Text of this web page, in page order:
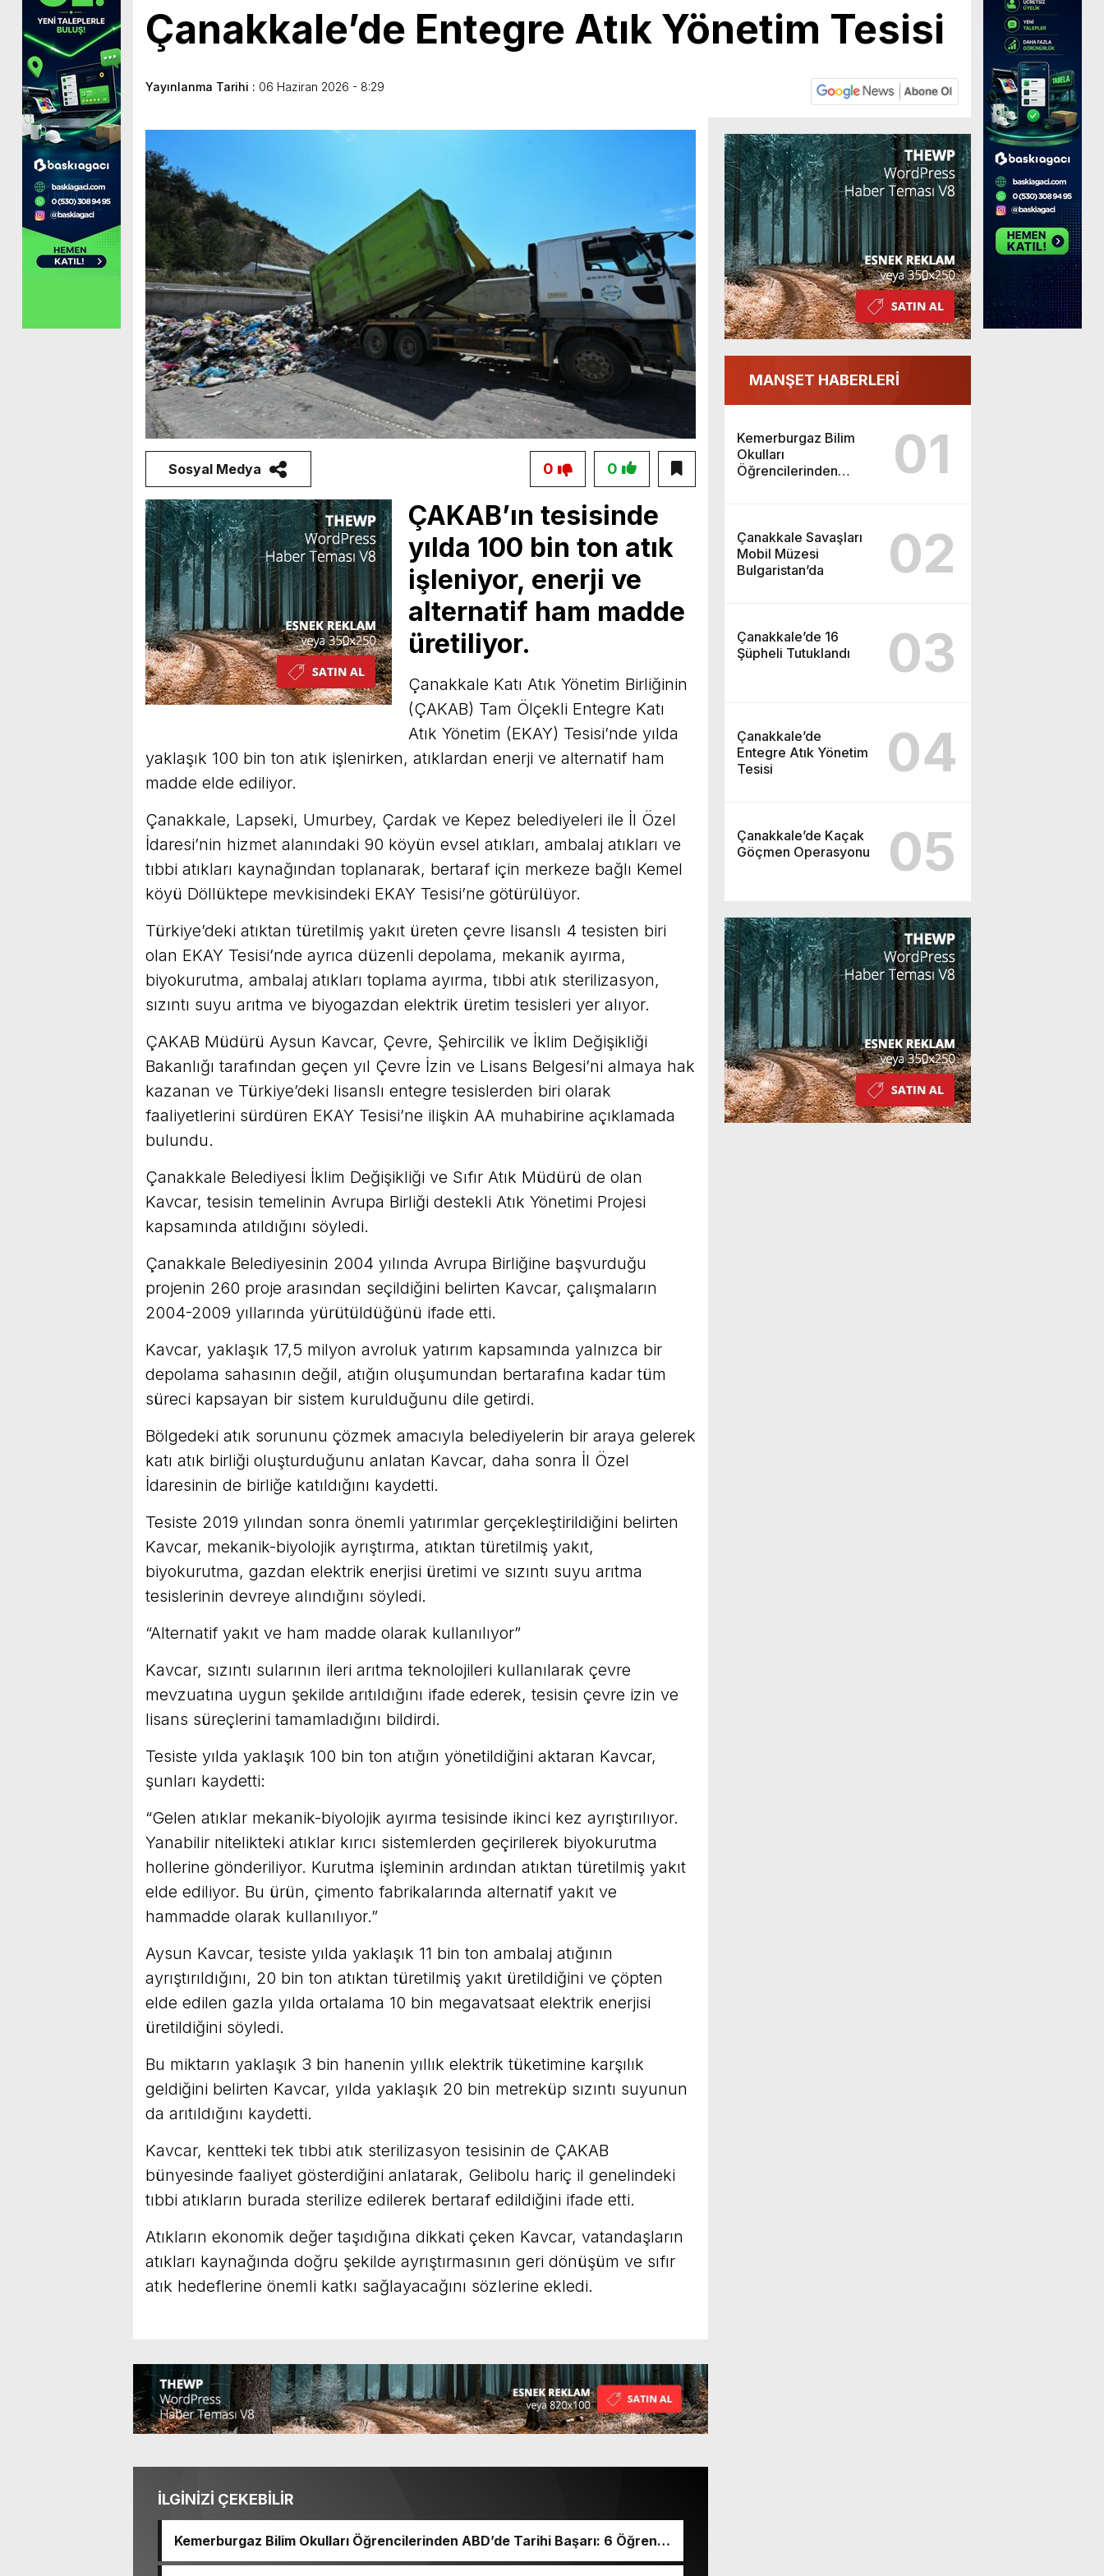
Çanakkale’de Entegre Atık Yönetim Tesisi
Yayınlanma Tarihi : 06 Haziran 2026 - 8:29
MANŞET HABERLERİ
Kemerburgaz Bilim
Okulları
Öğrencilerinden
01
Çanakkale Savaşları
Mobil Müzesi
Bulgaristan’da
02
Çanakkale’de 16
Şüpheli Tutuklandı
03
Çanakkale’de
Entegre Atık Yönetim
Tesisi
04
Çanakkale’de Kaçak
Göçmen Operasyonu
05
Sosyal Medya 0
0
ÇAKAB’ın tesisinde
yılda 100 bin ton atık
işleniyor, enerji ve
alternatif ham madde
üretiliyor.
Çanakkale Katı Atık Yönetim Birliğinin
(ÇAKAB) Tam Ölçekli Entegre Katı
Atık Yönetim (EKAY) Tesisi’nde yılda
yaklaşık 100 bin ton atık işlenirken, atıklardan enerji ve alternatif ham
madde elde ediliyor.
Çanakkale, Lapseki, Umurbey, Çardak ve Kepez belediyeleri ile İl Özel
İdaresi’nin hizmet alanındaki 90 köyün evsel atıkları, ambalaj atıkları ve
tıbbi atıkları kaynağından toplanarak, bertaraf için merkeze bağlı Kemel
köyü Döllüktepe mevkisindeki EKAY Tesisi’ne götürülüyor.
Türkiye’deki atıktan türetilmiş yakıt üreten çevre lisanslı 4 tesisten biri
olan EKAY Tesisi’nde ayrıca düzenli depolama, mekanik ayırma,
biyokurutma, ambalaj atıkları toplama ayırma, tıbbi atık sterilizasyon,
sızıntı suyu arıtma ve biyogazdan elektrik üretim tesisleri yer alıyor.
ÇAKAB Müdürü Aysun Kavcar, Çevre, Şehircilik ve İklim Değişikliği
Bakanlığı tarafından geçen yıl Çevre İzin ve Lisans Belgesi’ni almaya hak
kazanan ve Türkiye’deki lisanslı entegre tesislerden biri olarak
faaliyetlerini sürdüren EKAY Tesisi’ne ilişkin AA muhabirine açıklamada
bulundu.
Çanakkale Belediyesi İklim Değişikliği ve Sıfır Atık Müdürü de olan
Kavcar, tesisin temelinin Avrupa Birliği destekli Atık Yönetimi Projesi
kapsamında atıldığını söyledi.
Çanakkale Belediyesinin 2004 yılında Avrupa Birliğine başvurduğu
projenin 260 proje arasından seçildiğini belirten Kavcar, çalışmaların
2004-2009 yıllarında yürütüldüğünü ifade etti.
Kavcar, yaklaşık 17,5 milyon avroluk yatırım kapsamında yalnızca bir
depolama sahasının değil, atığın oluşumundan bertarafına kadar tüm
süreci kapsayan bir sistem kurulduğunu dile getirdi.
Bölgedeki atık sorununu çözmek amacıyla belediyelerin bir araya gelerek
katı atık birliği oluşturduğunu anlatan Kavcar, daha sonra İl Özel
İdaresinin de birliğe katıldığını kaydetti.
Tesiste 2019 yılından sonra önemli yatırımlar gerçekleştirildiğini belirten
Kavcar, mekanik-biyolojik ayrıştırma, atıktan türetilmiş yakıt,
biyokurutma, gazdan elektrik enerjisi üretimi ve sızıntı suyu arıtma
tesislerinin devreye alındığını söyledi.
“Alternatif yakıt ve ham madde olarak kullanılıyor”
Kavcar, sızıntı sularının ileri arıtma teknolojileri kullanılarak çevre
mevzuatına uygun şekilde arıtıldığını ifade ederek, tesisin çevre izin ve
lisans süreçlerini tamamladığını bildirdi.
Tesiste yılda yaklaşık 100 bin ton atığın yönetildiğini aktaran Kavcar,
şunları kaydetti:
“Gelen atıklar mekanik-biyolojik ayırma tesisinde ikinci kez ayrıştırılıyor.
Yanabilir nitelikteki atıklar kırıcı sistemlerden geçirilerek biyokurutma
hollerine gönderiliyor. Kurutma işleminin ardından atıktan türetilmiş yakıt
elde ediliyor. Bu ürün, çimento fabrikalarında alternatif yakıt ve
hammadde olarak kullanılıyor.”
Aysun Kavcar, tesiste yılda yaklaşık 11 bin ton ambalaj atığının
ayrıştırıldığını, 20 bin ton atıktan türetilmiş yakıt üretildiğini ve çöpten
elde edilen gazla yılda ortalama 10 bin megavatsaat elektrik enerjisi
üretildiğini söyledi.
Bu miktarın yaklaşık 3 bin hanenin yıllık elektrik tüketimine karşılık
geldiğini belirten Kavcar, yılda yaklaşık 20 bin metreküp sızıntı suyunun
da arıtıldığını kaydetti.
Kavcar, kentteki tek tıbbi atık sterilizasyon tesisinin de ÇAKAB
bünyesinde faaliyet gösterdiğini anlatarak, Gelibolu hariç il genelindeki
tıbbi atıkların burada sterilize edilerek bertaraf edildiğini ifade etti.
Atıkların ekonomik değer taşıdığına dikkati çeken Kavcar, vatandaşların
atıkları kaynağında doğru şekilde ayrıştırmasının geri dönüşüm ve sıfır
atık hedeflerine önemli katkı sağlayacağını sözlerine ekledi.
İLGİNİZİ ÇEKEBİLİR
Kemerburgaz Bilim Okulları Öğrencilerinden ABD’de Tarihi Başarı: 6 Öğrenci
14 Madalya Kazandı